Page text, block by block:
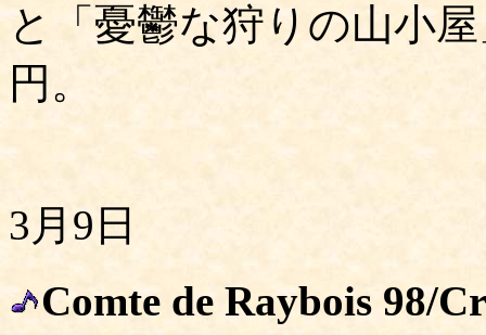
と「憂鬱な狩りの山小
円。
3月9日
Comte de Raybois 98/